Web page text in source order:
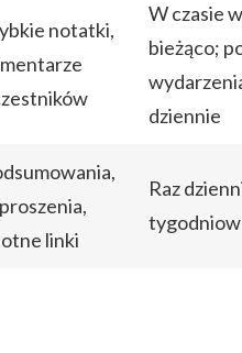
notatki,
W czasie
bieżąco;
dziennie
linki
Raz